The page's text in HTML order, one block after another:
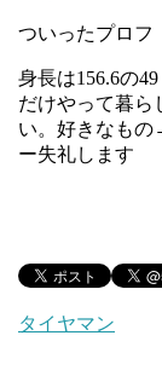
ついったプロフ
身長は156.6の
だけやって暮ら
い。好きなもの
ー失礼します
タイヤマン